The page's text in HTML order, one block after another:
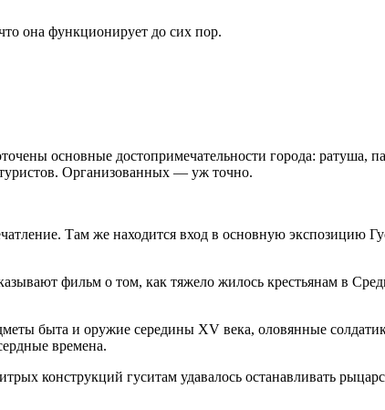
она функционирует до сих пор.
основные достопримечательности города: ратуша,
Организованных — уж точно.
Там же находится вход в основную экспозицию
фильм о том, как тяжело жилось крестьянам в
быта и оружие середины XV века, оловянные
времена.
конструкций гуситам удавалось останавливать